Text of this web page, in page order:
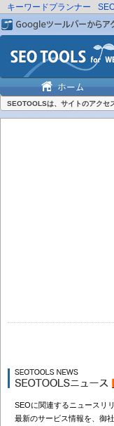
キーワードプランナー
SEOTOOLSは、サイトのアクセ
SEOに関連するニュースリ
最新のサービス情報を、御